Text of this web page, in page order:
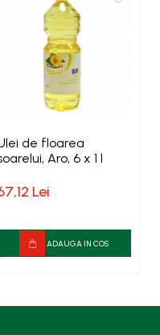
de floarea
Aro, 6 x 1 l
Lei
ADAUGA IN COS